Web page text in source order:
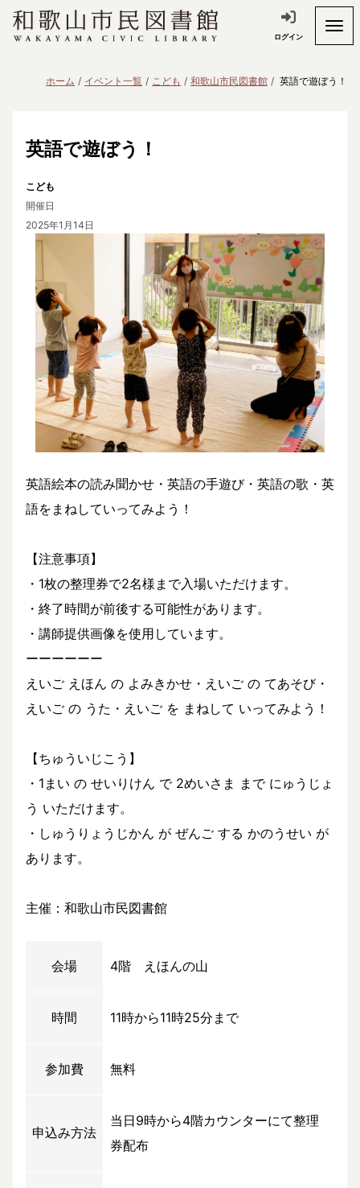
ログイン
ホーム イベント一覧 こども 和歌山市民図書館 英語で遊ぼう！
英語で遊ぼう！
こども
開催日
2025年1月14日
英語絵本の読み聞かせ・英語の手遊び・英語の歌・英
語をまねしていってみよう！
【注意事項】
・1枚の整理券で2名様まで入場いただけます。
・終了時間が前後する可能性があります。
・講師提供画像を使用しています。
ーーーーーー
えいご えほん の よみきかせ・えいご の てあそび・
えいご の うた・えいご を まねして いってみよう！
【ちゅういじこう】
・1まい の せいりけん で 2めいさま まで にゅうじょ
う いただけます。
・しゅうりょうじかん が ぜんご する かのうせい が
あります。
主催：和歌山市民図書館
会場 4階 えほんの山
時間 11時から11時25分まで
参加費 無料
申込み方法
当日9時から4階カウンターにて整理
券配布